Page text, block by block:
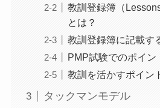
教訓登録簿（
とは？
教訓登録簿に記載す
PMP試験でのポイン
教訓を活かすポイン
タックマンモデル